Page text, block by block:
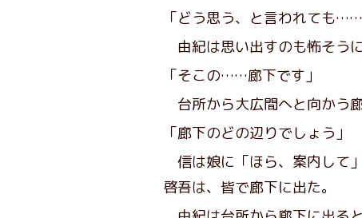
「どう思う、と言われても
由紀は思い出すのも怖そうに
「そこの……廊下です」
台所から大広間へと向かう
「廊下のどの辺りでしょう」
信は娘に「ほら、案内して
啓吾は、皆で廊下に出た。